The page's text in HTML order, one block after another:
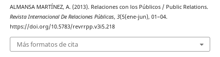
ALMANSA MARTÍNEZ, A. (2013). Relaciones con los Públicos / Public Relations.
Revista Internacional De Relaciones Públicas, 3(5(ene-jun), 01–04.
https://doi.org/10.5783/revrrpp.v3i5.218
Más formatos de cita